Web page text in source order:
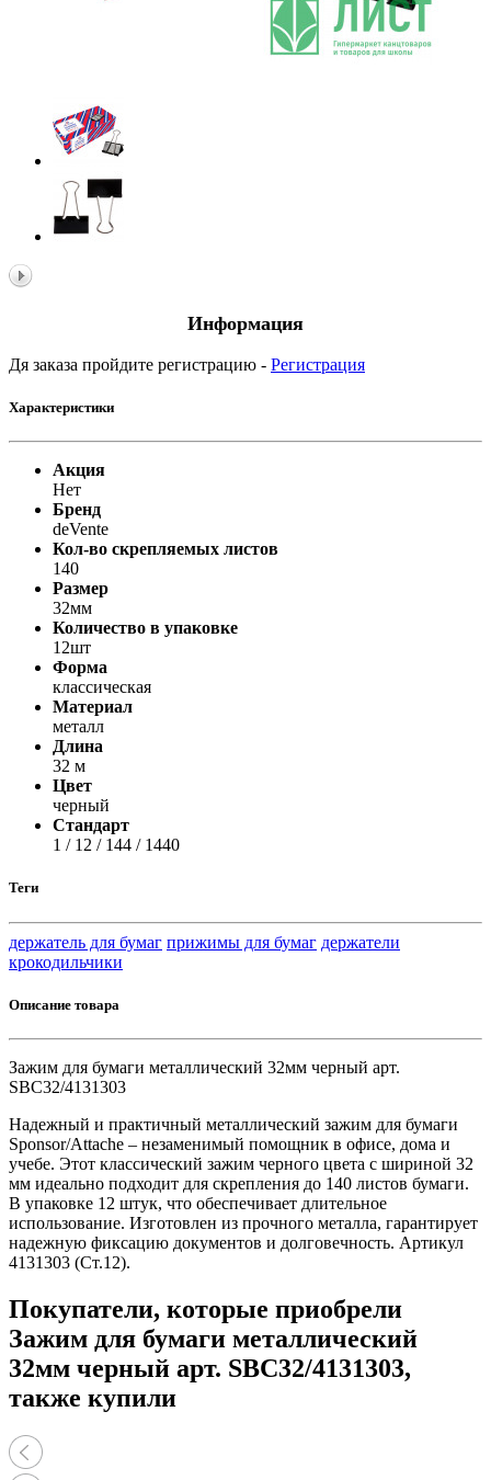
Информация
Дя заказа пройдите регистрацию - Регистрация
Характеристики
Акция
Нет
Бренд
deVente
Кол-во скрепляемых листов
140
Размер
32мм
Количество в упаковке
12шт
Форма
классическая
Материал
металл
Длина
32 м
Цвет
черный
Стандарт
1 / 12 / 144 / 1440
Теги
держатель для бумаг прижимы для бумаг держатели
крокодильчики
Описание товара
Зажим для бумаги металлический 32мм черный арт.
SBC32/4131303
Надежный и практичный металлический зажим для бумаги
Sponsor/Attache – незаменимый помощник в офисе, дома и
учебе. Этот классический зажим черного цвета с шириной 32
мм идеально подходит для скрепления до 140 листов бумаги.
В упаковке 12 штук, что обеспечивает длительное
использование. Изготовлен из прочного металла, гарантирует
надежную фиксацию документов и долговечность. Артикул
4131303 (Ст.12).
Покупатели, которые приобрели
Зажим для бумаги металлический
32мм черный арт. SBC32/4131303,
также купили